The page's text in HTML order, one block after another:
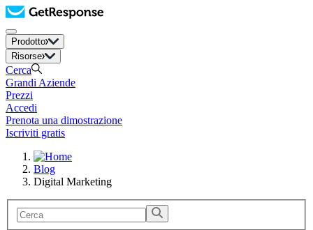
Prodotto
Risorse
Cerca
Grandi Aziende
Prezzi
Accedi
Prenota una dimostrazione
Iscriviti gratis
Blog
Digital Marketing